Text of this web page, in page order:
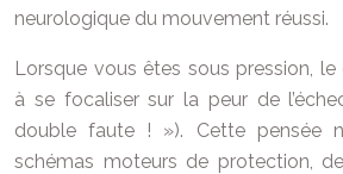
neurologique du mouvement réussi.
Lorsque vous êtes sous pression,
à se focaliser sur la peur de
double faute ! »). Cette pensée
schémas moteurs de protection,